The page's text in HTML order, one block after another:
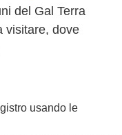
del Gal Terra
visitare, dove
usando le